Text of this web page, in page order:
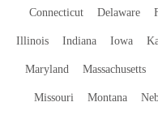
Connecticut Delaware
Illinois Indiana Iowa
Maryland Massachusetts
Missouri Montana